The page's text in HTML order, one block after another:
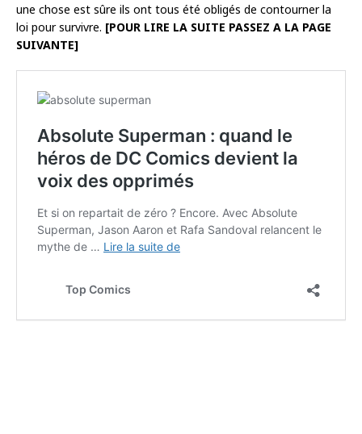
une chose est sûre ils ont tous été obligés de contourner la
loi pour survivre. [POUR LIRE LA SUITE PASSEZ A LA PAGE
SUIVANTE]